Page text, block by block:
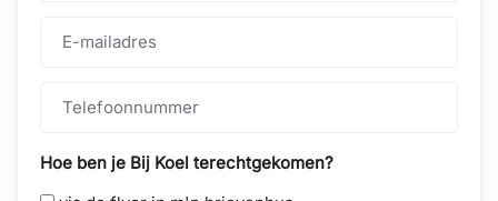
Hoe ben je Bij Koel terechtgekomen?